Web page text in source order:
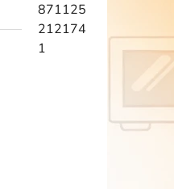
871125
212174
1